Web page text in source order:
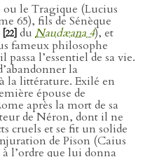
ou le Tragique (Lucius
65), fils de Sénèque
[22] du Naudæana 4), et
fameux philosophe
l’essentiel de sa vie.
la
la littérature. Exilé en
épouse de
après la mort de sa
de Néron, dont il ne
cruels et se fit un solide
de Pison (Caius
l’ordre que lui donna